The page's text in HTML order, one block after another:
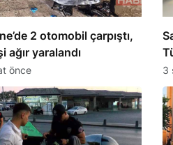
2 otomobil çarpıştı,
ağır yaralandı
önce 3